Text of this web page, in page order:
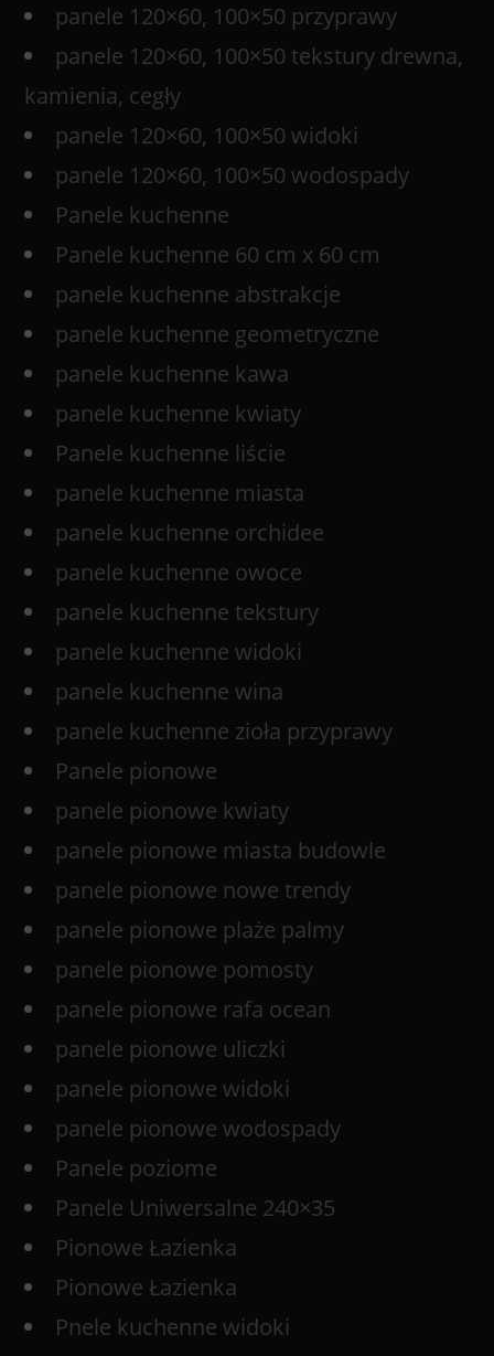
panele 120×60, 100×50 przyprawy
panele 120×60, 100×50 tekstury drewna,
kamienia, cegły
panele 120×60, 100×50 widoki
panele 120×60, 100×50 wodospady
Panele kuchenne
Panele kuchenne 60 cm x 60 cm
panele kuchenne abstrakcje
panele kuchenne geometryczne
panele kuchenne kawa
panele kuchenne kwiaty
Panele kuchenne liście
panele kuchenne miasta
panele kuchenne orchidee
panele kuchenne owoce
panele kuchenne tekstury
panele kuchenne widoki
panele kuchenne wina
panele kuchenne zioła przyprawy
Panele pionowe
panele pionowe kwiaty
panele pionowe miasta budowle
panele pionowe nowe trendy
panele pionowe plaże palmy
panele pionowe pomosty
panele pionowe rafa ocean
panele pionowe uliczki
panele pionowe widoki
panele pionowe wodospady
Panele poziome
Panele Uniwersalne 240×35
Pionowe Łazienka
Pionowe Łazienka
Pnele kuchenne widoki